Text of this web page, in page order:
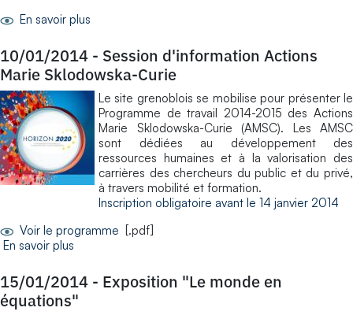
En savoir plus
10/01/2014 - Session d'information Actions
Marie Sklodowska-Curie
Le site grenoblois se mobilise pour présenter le
Programme de travail 2014-2015 des Actions
Marie Sklodowska-Curie (AMSC). Les AMSC
sont dédiées au développement des
ressources humaines et à la valorisation des
carrières des chercheurs du public et du privé,
à travers mobilité et formation.
Inscription obligatoire avant le 14 janvier 2014
Voir le programme [.pdf]
En savoir plus
15/01/2014 - Exposition "Le monde en
équations"